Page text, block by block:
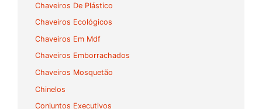
Chaveiros De Plástico
Chaveiros Ecológicos
Chaveiros Em Mdf
Chaveiros Emborrachados
Chaveiros Mosquetão
Chinelos
Conjuntos Executivos